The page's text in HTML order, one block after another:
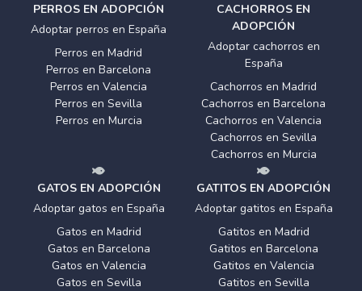
PERROS EN ADOPCIÓN
Adoptar perros en España
Perros en Madrid
Perros en Barcelona
Perros en Valencia
Perros en Sevilla
Perros en Murcia
CACHORROS EN
ADOPCIÓN
Adoptar cachorros en
España
Cachorros en Madrid
Cachorros en Barcelona
Cachorros en Valencia
Cachorros en Sevilla
Cachorros en Murcia
GATOS EN ADOPCIÓN
Adoptar gatos en España
Gatos en Madrid
Gatos en Barcelona
Gatos en Valencia
Gatos en Sevilla
GATITOS EN ADOPCIÓN
Adoptar gatitos en España
Gatitos en Madrid
Gatitos en Barcelona
Gatitos en Valencia
Gatitos en Sevilla